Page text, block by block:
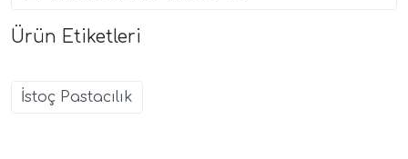
Ürün Etiketleri
İstoç Pastacılık